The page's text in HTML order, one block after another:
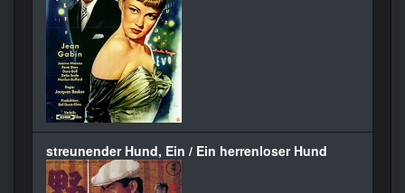
streunender Hund, Ein / Ein herrenloser Hund